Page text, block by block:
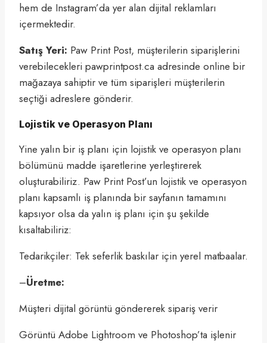
hem de Instagram’da yer alan dijital reklamları
içermektedir.
Satış Yeri: Paw Print Post, müşterilerin siparişlerini
verebilecekleri pawprintpost.ca adresinde online bir
mağazaya sahiptir ve tüm siparişleri müşterilerin
seçtiği adreslere gönderir.
Lojistik ve Operasyon Planı
Yine yalın bir iş planı için lojistik ve operasyon planı
bölümünü madde işaretlerine yerleştirerek
oluşturabiliriz. Paw Print Post’un lojistik ve operasyon
planı kapsamlı iş planında bir sayfanın tamamını
kapsıyor olsa da yalın iş planı için şu şekilde
kısaltabiliriz:
Tedarikçiler: Tek seferlik baskılar için yerel matbaalar.
–Üretme:
Müşteri dijital görüntü göndererek sipariş verir
Görüntü Adobe Lightroom ve Photoshop’ta işlenir